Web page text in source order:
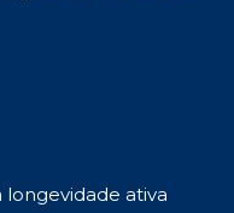
ativa